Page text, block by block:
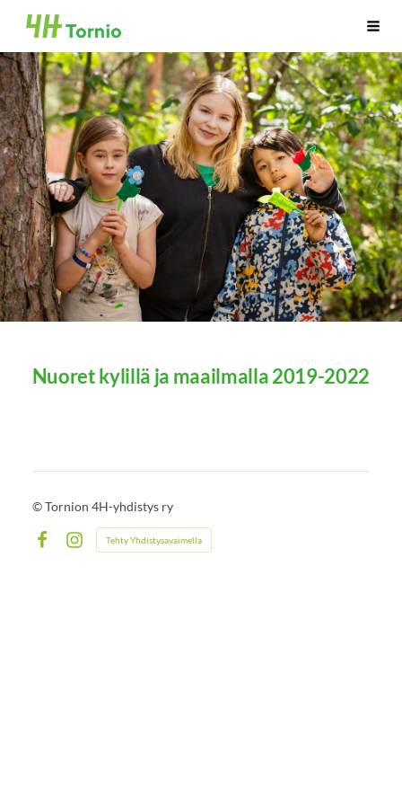
Siirry
sivun
sisältöön
Tornion 4H-yhdistys ry
Nuoret kylillä ja maailmalla 2019-2022
©Tornion 4H-yhdistys ry
Instagram
Tehty Yhdistysavaimella